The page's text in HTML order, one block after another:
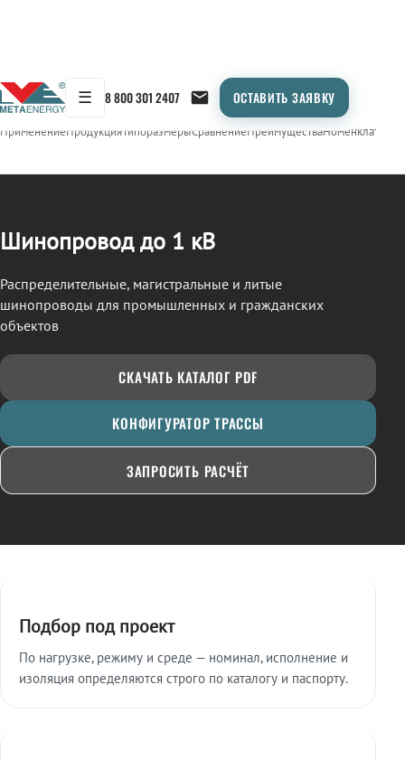
☰ 8 800 301 2407 ОСТАВИТЬ ЗАЯВКУ
← Продукция/ШИНОПРОВОД
ПрименениеПродукцияТипоразмерыСравнениеПреимуществаНоменклатура
Шинопровод до 1 кВ
Распределительные, магистральные и литые
шинопроводы для промышленных и гражданских
объектов
СКАЧАТЬ КАТАЛОГ PDF
КОНФИГУРАТОР ТРАССЫ
ЗАПРОСИТЬ РАСЧЁТ
Подбор под проект
По нагрузке, режиму и среде — номинал, исполнение и
изоляция определяются строго по каталогу и паспорту.